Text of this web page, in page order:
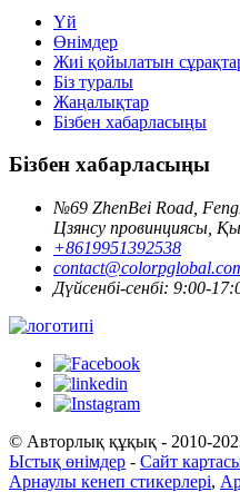
Үй
Өнімдер
Жиі қойылатын
Біз туралы
Жаңалықтар
Бізбен хабарласыңы
Бізбен хабарласыңы
№69 ZhenBei Road,
Цзянсу провинциясы,
+8619951392538
Дүйсенбі-сенбі: 9:00-
© Авторлық құқық - 2010-
Ыстық өнімдер - Сайт
Арнаулы кенеп стикерлері,